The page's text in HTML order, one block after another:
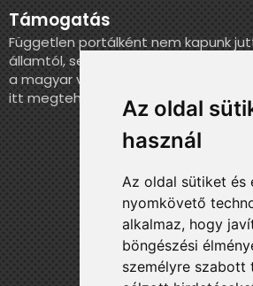
Az oldal
használ
Az oldal sütiket és
nyomkövető
alkalmaz, hogy
böngészési
személyre szabott
Támogatás
Független portálként nem kapunk
államtól, sem más szervezettől. Ha
a magyar válogatott történelmének
itt megteheted.